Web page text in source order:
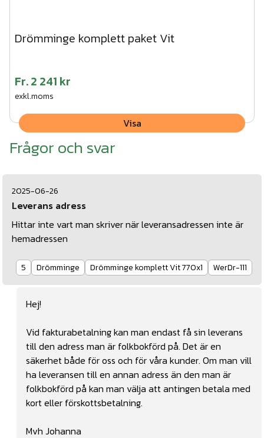
Drömminge komplett paket Vit
Fr.2 241 kr
exkl.moms
Visa
Frågor och svar
2025-06-26
Leverans adress
Hittar inte vart man skriver när leveransadressen inte är
hemadressen
5 Drömminge Drömminge komplett Vit 770x1 WerDr-111
Hej!
Vid fakturabetalning kan man endast få sin leverans
till den adress man är folkbokförd på. Det är en
säkerhet både för oss och för våra kunder. Om man vill
ha leveransen till en annan adress än den man är
folkbokförd på kan man välja att antingen betala med
kort eller förskottsbetalning.
Mvh Johanna